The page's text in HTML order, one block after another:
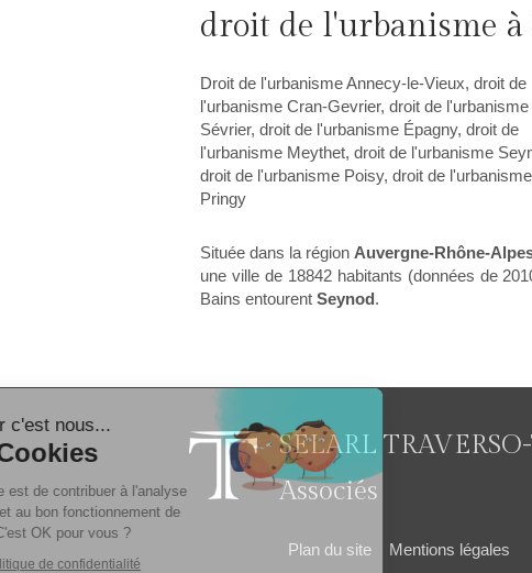
droit de l'urbanisme à
Droit de l'urbanisme Annecy-le-Vieux, droit de
l'urbanisme Cran-Gevrier, droit de l'urbanisme
Sévrier, droit de l'urbanisme Épagny, droit de
l'urbanisme Meythet, droit de l'urbanisme
droit de l'urbanisme Poisy, droit de l'urbanisme
Pringy
Située dans la région Auvergne-Rhône-
une ville de 18842 habitants (données de
Bains entourent Seynod.
SELARL
Associés
Plan du site Mentions légales
Bonjour c'est nous...
Les Cookies
Notre rôle est de contribuer à l'analyse
du trafic et au bon fonctionnement de
ce site. C'est OK pour vous ?
Lire la politique de confidentialité